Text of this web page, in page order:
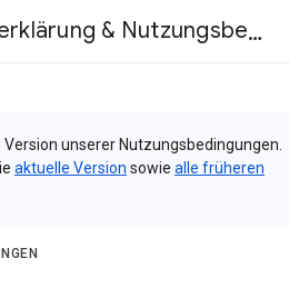
Datenschutzerklärung & Nutzungsbedingungen
unserer Nutzungsbedingungen.
aktuelle Version sowie alle früheren